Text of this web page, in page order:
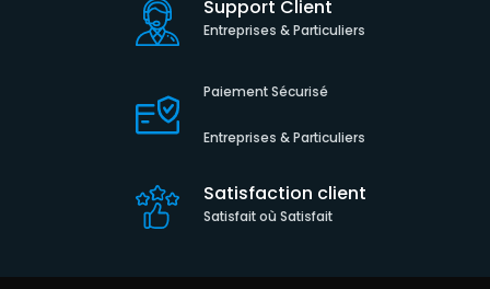
Support Client
Entreprises & Particuliers
Paiement Sécurisé
Entreprises & Particuliers
Satisfaction client
Satisfait où Satisfait